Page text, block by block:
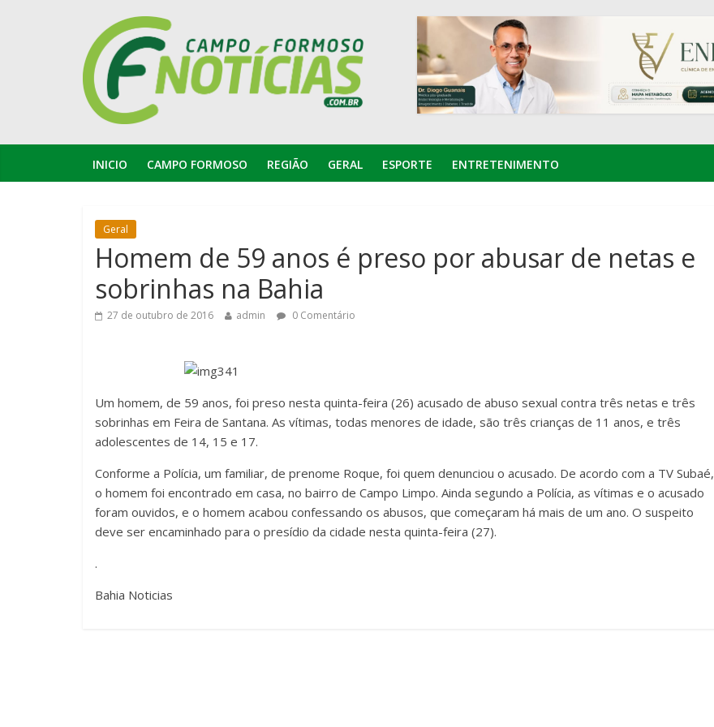
INICIO CAMPO FORMOSO REGIÃO GERAL ESPORTE ENTRETENIMENTO
Geral
Homem de 59 anos é preso por abusar de netas e
sobrinhas na Bahia
27 de outubro de 2016 admin 0 Comentário
Um homem, de 59 anos, foi preso nesta quinta-feira (26) acusado de abuso sexual contra três netas e três
sobrinhas em Feira de Santana. As vítimas, todas menores de idade, são três crianças de 11 anos, e três
adolescentes de 14, 15 e 17.
Conforme a Polícia, um familiar, de prenome Roque, foi quem denunciou o acusado. De acordo com a TV Subaé,
o homem foi encontrado em casa, no bairro de Campo Limpo. Ainda segundo a Polícia, as vítimas e o acusado
foram ouvidos, e o homem acabou confessando os abusos, que começaram há mais de um ano. O suspeito
deve ser encaminhado para o presídio da cidade nesta quinta-feira (27).
.
Bahia Noticias